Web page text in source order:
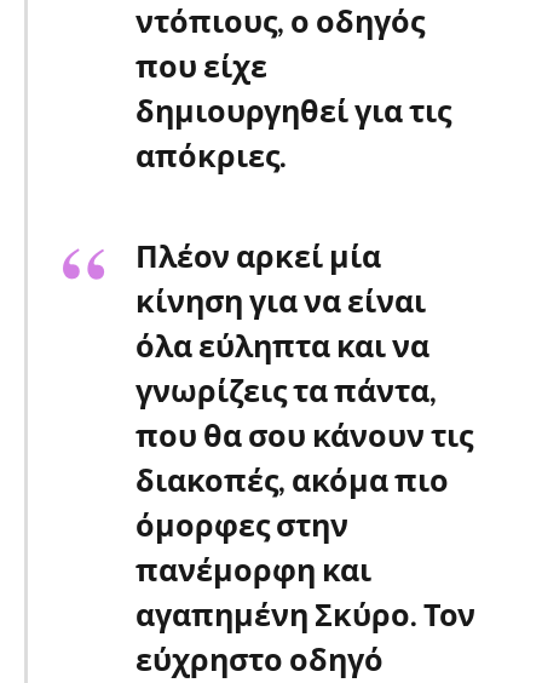
ντόπιους, ο οδηγός
που είχε
δημιουργηθεί για τις
απόκριες.
Πλέον αρκεί μία
κίνηση για να είναι
όλα εύληπτα και να
γνωρίζεις τα πάντα,
που θα σου κάνουν τις
διακοπές, ακόμα πιο
όμορφες στην
πανέμορφη και
αγαπημένη Σκύρο. Τον
εύχρηστο οδηγό